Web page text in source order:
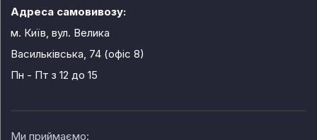
Адреса самовивозу:
м. Київ, вул. Велика
Васильківська, 74 (офіс 8)
Пн - Пт з 12 до 15
Ми приймаємо: